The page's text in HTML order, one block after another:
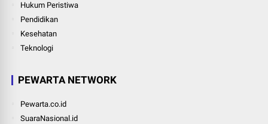
Hukum Peristiwa
Pendidikan
Kesehatan
Teknologi
PEWARTA NETWORK
Pewarta.co.id
SuaraNasional.id